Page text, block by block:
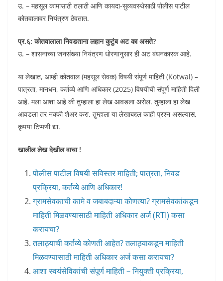
उ. – महसूल कामासाठी तलाठी आणि कायदा-सुव्यवस्थेसाठी पोलीस पाटील
कोतवालावर नियंत्रण ठेवतात.
प्र.६: कोतवालाला निवडताना लहान कुटुंब अट का असते?
उ. – शासनाच्या जनसंख्या नियंत्रण धोरणानुसार ही अट बंधनकारक आहे.
या लेखात, आम्ही कोतवाल (महसूल सेवक) विषयी संपूर्ण माहिती (Kotwal) –
पात्रता, मानधन, कर्तव्ये आणि अधिकार (2025) विषयीची संपूर्ण माहिती दिली
आहे. मला आशा आहे की तुम्हाला हा लेख आवडला असेल. तुम्हाला हा लेख
आवडला तर नक्की शेअर करा. तुम्हाला या लेखाबद्दल काही प्रश्न असल्यास,
कृपया टिप्पणी द्या.
खालील लेख देखील वाचा !
पोलीस पाटील विषयी सविस्तर माहिती; पात्रता, निवड
प्रक्रिया, कर्तव्ये आणि अधिकार!
ग्रामसेवकाची कामे व जबाबदाऱ्या कोणत्या? ग्रामसेवकांकडून
माहिती मिळवण्यासाठी माहिती अधिकार अर्ज (RTI) कसा
करायचा?
तलाठ्याची कर्तव्ये कोणती आहेत? तलाठ्याकडून माहिती
मिळवण्यासाठी माहिती अधिकार अर्ज कसा करायचा?
आशा स्वयंसेविकांची संपूर्ण माहिती – नियुक्ती प्रक्रिया,